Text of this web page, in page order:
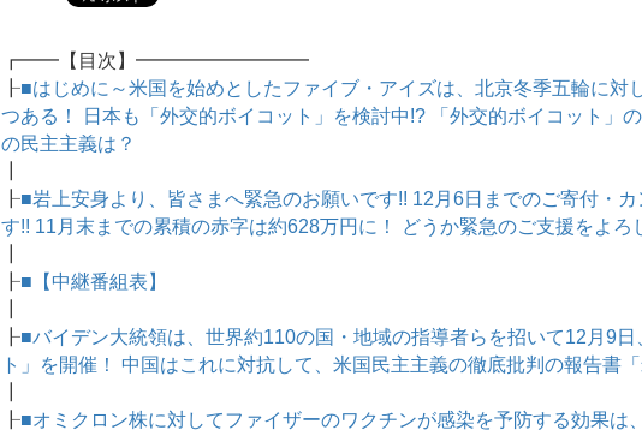
┏━━【目次】━━━━━━━━━
┠■はじめに～米国を始めとしたファイブ・アイズは、北京冬季五輪に対
つある！ 日本も「外交的ボイコット」を検討中!? 「外交的ボイコット」
の民主主義は？
┠■岩上安身より、皆さまへ緊急のお願いです!! 12月6日までのご寄付・
す!! 11月末までの累積の赤字は約628万円に！ どうか緊急のご支援をよろ
┠■【中継番組表】
┠■バイデン大統領は、世界約110の国・地域の指導者らを招いて12月9
ト」を開催！ 中国はこれに対抗して、米国民主主義の徹底批判の報告書
┠■オミクロン株に対してファイザーのワクチンが感染を予防する効果は